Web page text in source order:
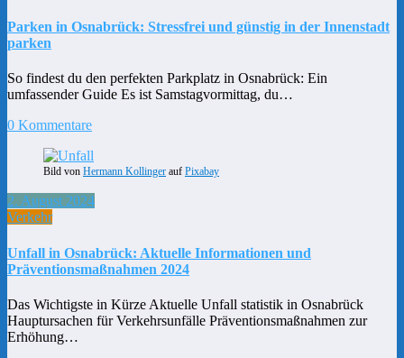
Parken in Osnabrück: Stressfrei und günstig in der Innenstadt
parken
So findest du den perfekten Parkplatz in Osnabrück: Ein
umfassender Guide Es ist Samstagvormittag, du…
0 Kommentare
Bild von Hermann Kollinger auf Pixabay
2. August 2024
Verkehr
Unfall in Osnabrück: Aktuelle Informationen und
Präventionsmaßnahmen 2024
Das Wichtigste in Kürze Aktuelle Unfall statistik in Osnabrück
Hauptursachen für Verkehrsunfälle Präventionsmaßnahmen zur
Erhöhung…